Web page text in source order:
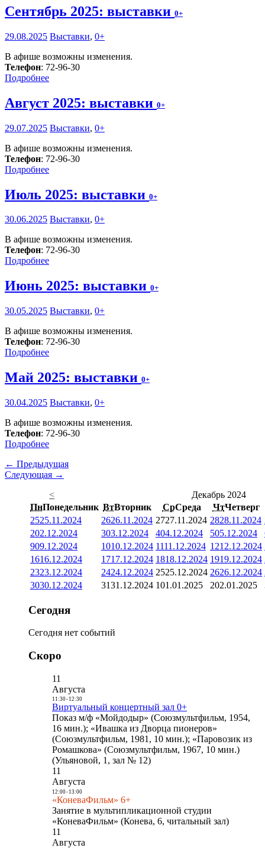
Сентябрь 2025: выставки 0+
29.08.2025 Выставки, 0+
В афише возможны изменения.
Телефон: 72-96-30
Подробнее
Август 2025: выставки 0+
29.07.2025 Выставки, 0+
В афише возможны изменения.
Телефон: 72-96-30
Подробнее
Июль 2025: выставки 0+
30.06.2025 Выставки, 0+
В афише возможны изменения.
Телефон: 72-96-30
Подробнее
Июнь 2025: выставки 0+
30.05.2025 Выставки, 0+
В афише возможны изменения.
Телефон: 72-96-30
Подробнее
Май 2025: выставки 0+
30.04.2025 Выставки, 0+
В афише возможны изменения.
Телефон: 72-96-30
Подробнее
← Предыдущая
Следующая →
<
Декабрь 2024
ПнПонедельник ВтВторник СрСреда ЧтЧетверг
2525.11.2024 2626.11.2024 2727.11.2024 2828.11.2024
202.12.2024 303.12.2024 404.12.2024 505.12.2024
909.12.2024 1010.12.2024 1111.12.2024 1212.12.2024
1616.12.2024 1717.12.2024 1818.12.2024 1919.12.2024
2323.12.2024 2424.12.2024 2525.12.2024 2626.12.2024
3030.12.2024 3131.12.2024 101.01.2025 202.01.2025
Сегодня
Сегодня нет событий
Скоро
11
Августа
11:30- 12:30
Виртуальный концертный зал 0+
Показ м/ф «Мойдодыр» (Союзмультфильм, 1954,
16 мин.); «Ивашка из Дворца пионеров»
(Союзмультфильм, 1981, 10 мин.); «Паровозик из
Ромашкова» (Союзмультфильм, 1967, 10 мин.)
(Ульяновой, 1, зал № 12)
11
Августа
12:00- 13:00
«КоневаФильм» 6+
Занятие в мультипликационной студии
«КоневаФильм» (Конева, 6, читальный зал)
11
Августа